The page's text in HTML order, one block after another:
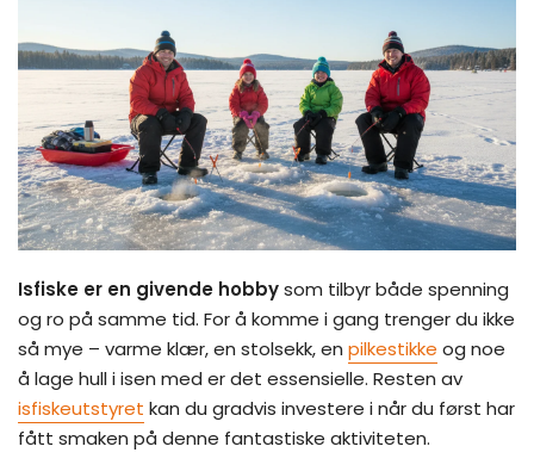
Isfiske er en givende hobbysom tilbyr både spenning
og ro på samme tid. For å komme i gang trenger du ikke
så mye – varme klær, en stolsekk, en pilkestikke og noe
å lage hull i isen med er det essensielle. Resten av
isfiskeutstyret kan du gradvis investere i når du først har
fått smaken på denne fantastiske aktiviteten.